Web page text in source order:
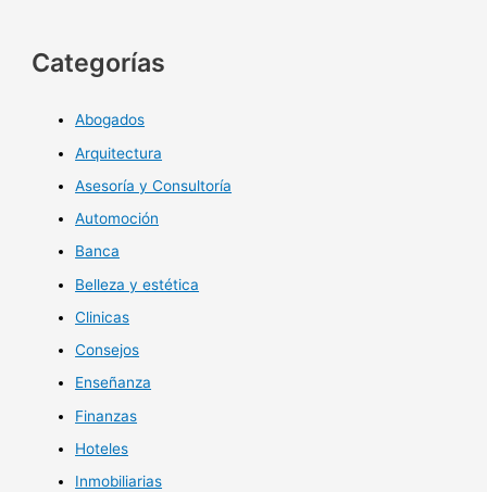
Categorías
Abogados
Arquitectura
Asesoría y Consultoría
Automoción
Banca
Belleza y estética
Clinicas
Consejos
Enseñanza
Finanzas
Hoteles
Inmobiliarias